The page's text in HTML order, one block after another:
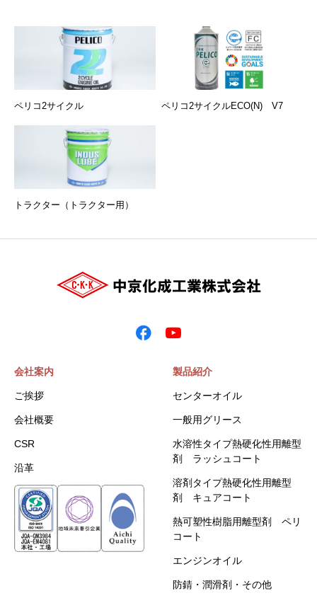
ペリコ2サイクル ペリコ2サイクルECO(N) V7
トラクター（トラクター用）
会社案内
ご挨拶
会社概要
CSR
沿革
製品紹介
センターオイル
一般用グリース
水溶性タイプ熱硬化性用離型
剤 ラッシュコート
溶剤タイプ熱硬化性用離型
剤 キュアコート
熱可塑性樹脂用離型剤 ペリ
コート
エンジンオイル
防錆・潤滑剤・その他